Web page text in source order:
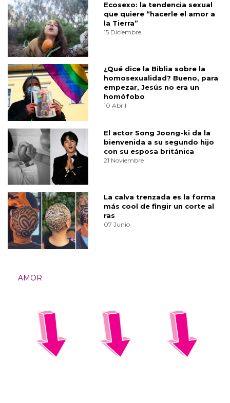
Ecosexo: la tendencia sexual
que quiere “hacerle el amor a
la Tierra”
15 Diciembre
¿Qué dice la Biblia sobre la
homosexualidad? Bueno, para
empezar, Jesús no era un
homófobo
10 Abril
El actor Song Joong-ki da la
bienvenida a su segundo hijo
con su esposa británica
21 Noviembre
La calva trenzada es la forma
más cool de fingir un corte al
ras
07 Junio
AMOR